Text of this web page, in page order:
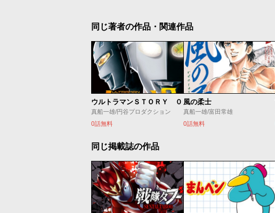
同じ著者の作品・関連作品
ウルトラマンＳＴＯＲＹ ０
真船一雄/円谷プロダクション
0話無料
風の柔士
真船一雄/富田常雄
0話無料
同じ掲載誌の作品